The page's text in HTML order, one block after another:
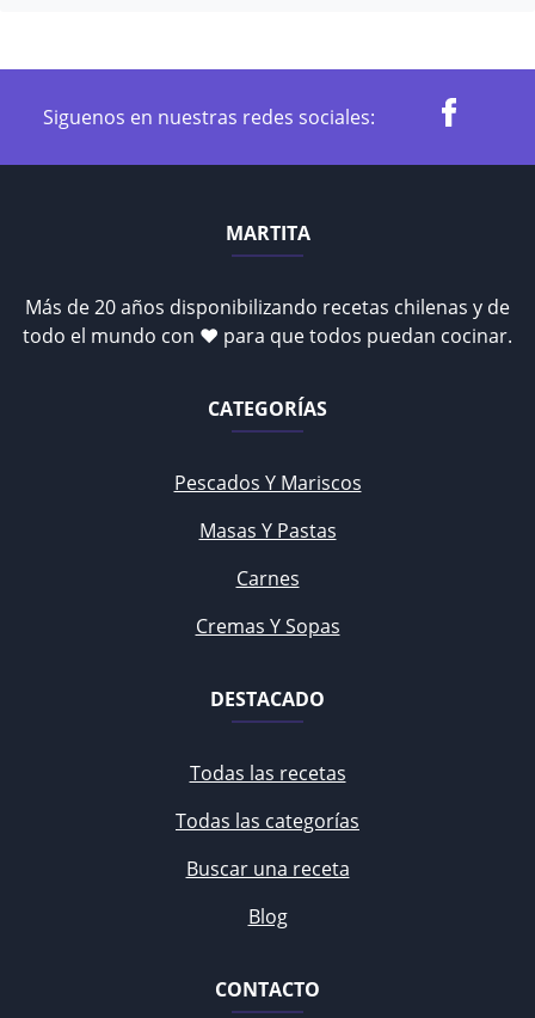
Siguenos en nuestras redes sociales:
MARTITA
Más de 20 años disponibilizando recetas chilenas y de
todo el mundo con ♥ para que todos puedan cocinar.
CATEGORÍAS
Pescados Y Mariscos
Masas Y Pastas
Carnes
Cremas Y Sopas
DESTACADO
Todas las recetas
Todas las categorías
Buscar una receta
Blog
CONTACTO